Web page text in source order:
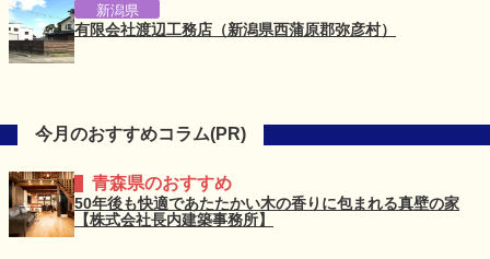
新潟県
有限会社渡辺工務店（新潟県西蒲原郡弥彦村）
今月のおすすめコラム(PR)
青森県のおすすめ
50年後も快適であたたかい木の香りに包まれる真壁の家
【株式会社長内建築事務所】